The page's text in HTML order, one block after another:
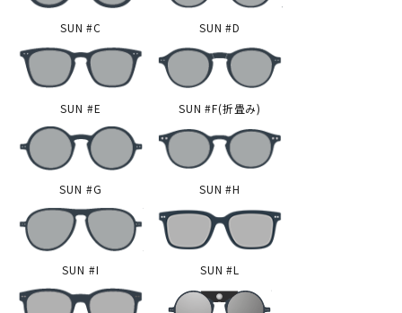
SUN #C SUN #D
SUN #E SUN #F(折畳み)
SUN #G SUN #H
SUN #I SUN #L